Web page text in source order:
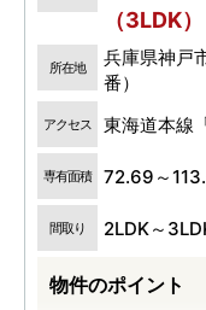
（3LDK）
所在地
兵庫県神戸
番）
アクセス 東海道本線
専有面積 72.69～
間取り 2LDK～
物件のポイント